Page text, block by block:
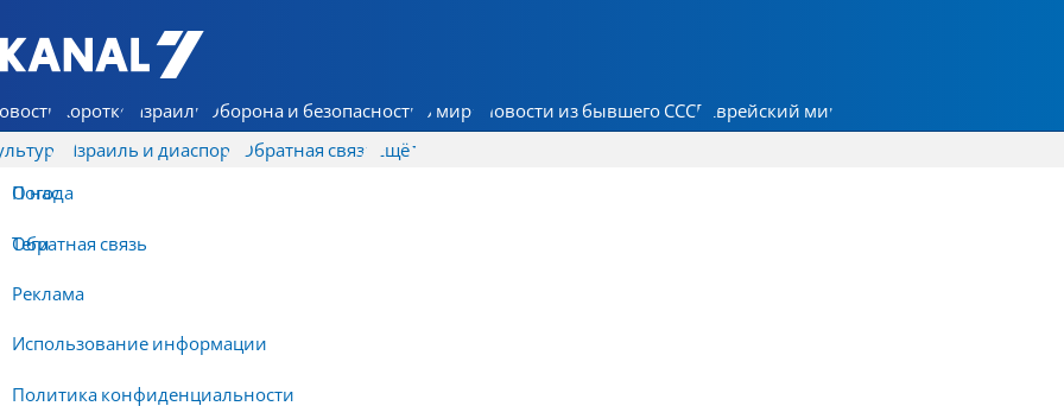
7 КАНАЛ - Аруц Шева
Коротко Израиль Оборона и безопасность В мире Новости из бывшего СССР Еврейский мир
Израиль и диаспора Обратная связь
О нас
Обратная связь
Реклама
Использование информации
Политика конфиденциальности
Ещё
Погода
Теги